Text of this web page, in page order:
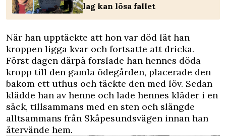
lag kan lösa fallet
När han upptäckte att hon var död lät han
kroppen ligga kvar och fortsatte att dricka.
Först dagen därpå forslade han hennes döda
kropp till den gamla ödegården, placerade den
bakom ett uthus och täckte den med löv. Sedan
klädde han av henne och lade hennes kläder i en
säck, tillsammans med en sten och slängde
alltsammans från Skåpesundsvägen innan han
återvände hem.